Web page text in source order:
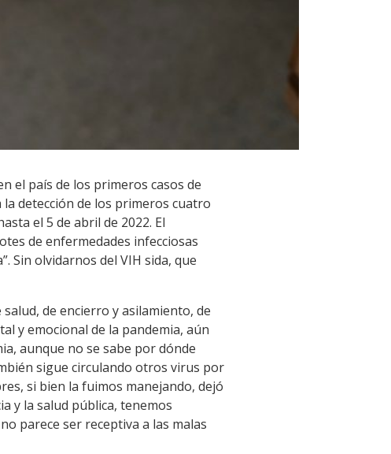
el país de los primeros casos de
la detección de los primeros cuatro
el 5 de abril de 2022. El
de enfermedades infecciosas
Sin olvidarnos del VIH sida, que
de encierro y asilamiento, de
y emocional de la pandemia, aún
aunque no se sabe por dónde
sigue circulando otros virus por
si bien la fuimos manejando, dejó
y la salud pública, tenemos
parece ser receptiva a las malas